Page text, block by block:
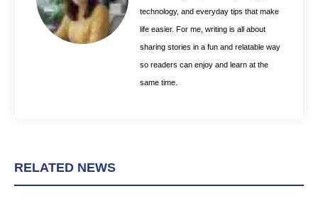
t
technology, and everyday tips that make
life easier. For me, writing is all about
sharing stories in a fun and relatable way
so readers can enjoy and learn at the
same time.
RELATED NEWS